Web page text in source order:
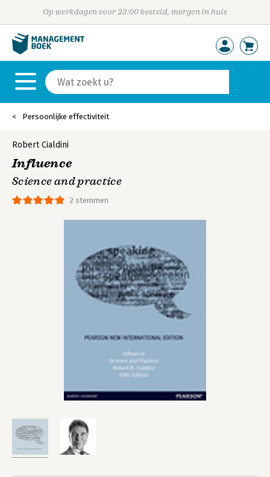
Op werkdagen voor 23:00 besteld, morgen in huis
Persoonlijke effectiviteit
2 stemmen
Robert Cialdini
Influence
Science and practice